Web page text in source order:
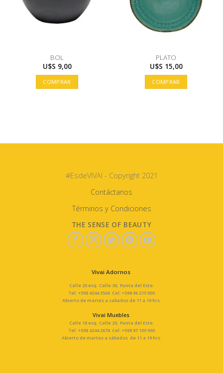
BOL
U$S 9,00
COMPRAR
PLATO
U$S 15,00
COMPRAR
#EsdeVIVAI - Copyright 2021
Contáctanos
Términos y Condiciones
THE SENSE OF BEAUTY
Vivai Adornos
Calle 20 esq. Calle 30, Punta del Este.
Tel: +598 4244 3566 Cel: +598 96 215 000
Abierto de martes a sabados de 11 a 19 hrs.
Vivai Muebles
Calle 18 esq. Calle 29, Punta del Este.
Tel: +598 4244 2678 Cel: +598 97 109 900
Abierto de martes a sábados de 11 a 19 hrs.